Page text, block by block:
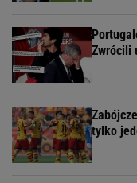
Zwrócili
tylko